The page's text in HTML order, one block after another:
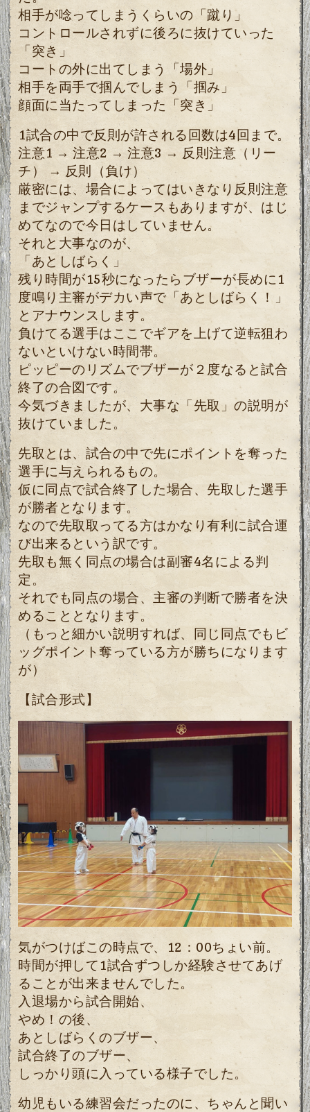
相手が唸ってしまうくらいの「蹴り」
コントロールされずに後ろに抜けていった
「突き」
コートの外に出てしまう「場外」
相手を両手で掴んでしまう「掴み」
顔面に当たってしまった「突き」
1試合の中で反則が許される回数は4回まで。
注意1 → 注意2 → 注意3 → 反則注意（リー
チ） → 反則（負け）
厳密には、場合によってはいきなり反則注意
までジャンプするケースもありますが、はじ
めてなので今日はしていません。
それと大事なのが、
「あとしばらく」
残り時間が15秒になったらブザーが長めに1
度鳴り主審がデカい声で「あとしばらく！」
とアナウンスします。
負けてる選手はここでギアを上げて逆転狙わ
ないといけない時間帯。
ピッピーのリズムでブザーが２度なると試合
終了の合図です。
今気づきましたが、大事な「先取」の説明が
抜けていました。
先取とは、試合の中で先にポイントを奪った
選手に与えられるもの。
仮に同点で試合終了した場合、先取した選手
が勝者となります。
なので先取取ってる方はかなり有利に試合運
び出来るという訳です。
先取も無く同点の場合は副審4名による判
定。
それでも同点の場合、主審の判断で勝者を決
めることとなります。
（もっと細かい説明すれば、同じ同点でもビ
ッグポイント奪っている方が勝ちになります
が）
【試合形式】
気がつけばこの時点で、12：00ちょい前。
時間が押して1試合ずつしか経験させてあげ
ることが出来ませんでした。
入退場から試合開始、
やめ！の後、
あとしばらくのブザー、
試合終了のブザー、
しっかり頭に入っている様子でした。
幼児もいる練習会だったのに、ちゃんと聞い